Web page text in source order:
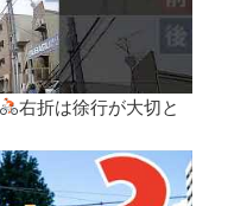
右折は徐行が大切と